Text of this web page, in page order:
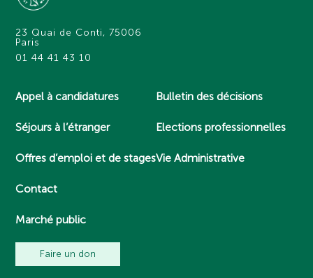
23 Quai de Conti, 75006
Paris
01 44 41 43 10
Appel à candidatures
Séjours à l’étranger
Offres d’emploi et de stages
Contact
Marché public
Bulletin des décisions
Elections professionnelles
Vie Administrative
Faire un don